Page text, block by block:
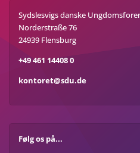
Sydslesvigs danske
Norderstraße 76
24939 Flensburg
+49 461 14408 0
kontoret@sdu.de
Følg os på...